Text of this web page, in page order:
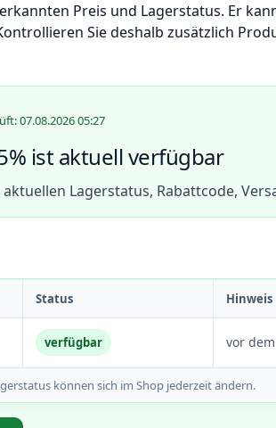
Preis und Lagerstatus. Er
Sie deshalb zusätzlich
07.08.2026 05:27
ist aktuell verfügbar
Lagerstatus, Rabattcode,
Status Hinweis
verfügbar vor
können sich im Shop jederzeit ändern.